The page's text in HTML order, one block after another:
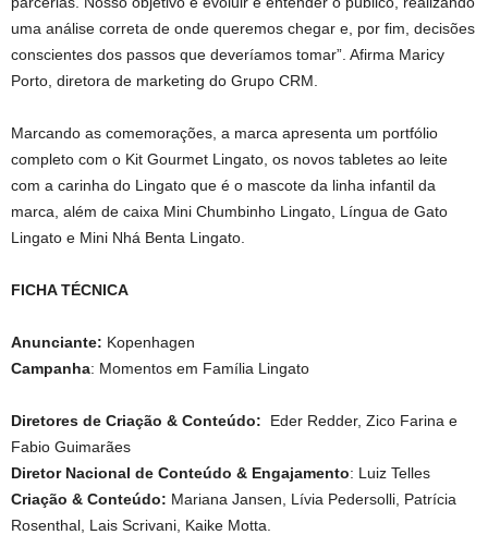
uma análise correta de onde queremos chegar e, por fim, decisões
conscientes dos passos que deveríamos tomar”. Afirma Maricy
Porto, diretora de marketing do Grupo CRM.
Marcando as comemorações, a marca apresenta um portfólio
completo com o Kit Gourmet Lingato, os novos tabletes ao leite
com a carinha do Lingato que é o mascote da linha infantil da
marca, além de caixa Mini Chumbinho Lingato, Língua de Gato
Lingato e Mini Nhá Benta Lingato.
FICHA TÉCNICA
Anunciante: Kopenhagen
Campanha: Momentos em Família Lingato
Diretores de Criação & Conteúdo: Eder Redder, Zico Farina e
Fabio Guimarães
Diretor Nacional de Conteúdo & Engajamento: Luiz Telles
Criação & Conteúdo: Mariana Jansen, Lívia Pedersolli, Patrícia
Rosenthal, Lais Scrivani, Kaike Motta.